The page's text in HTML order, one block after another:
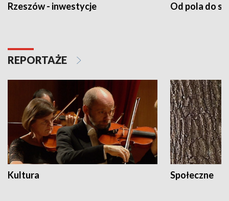
Rzeszów - inwestycje Od pola do
REPORTAŻE
Kultura Społeczne